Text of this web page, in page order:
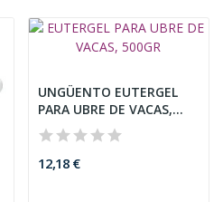
UNGÜENTO EUTERGEL
PARA UBRE DE VACAS,
500CC
12,18 €